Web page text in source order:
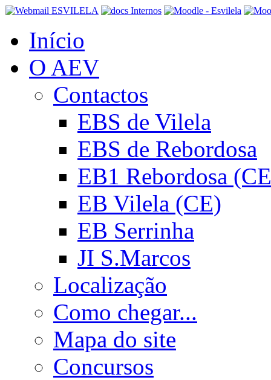
Início
O AEV
Contactos
EBS de Vilela
EBS de Rebordosa
EB1 Rebordosa
EB Vilela (CE)
EB Serrinha
JI S.Marcos
Localização
Como chegar...
Mapa do site
Concursos